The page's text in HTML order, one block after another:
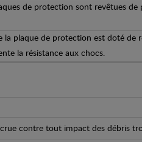
de protection sont revêtues
la plaque de protection est doté de
la résistance aux chocs.
contre tout impact des débris